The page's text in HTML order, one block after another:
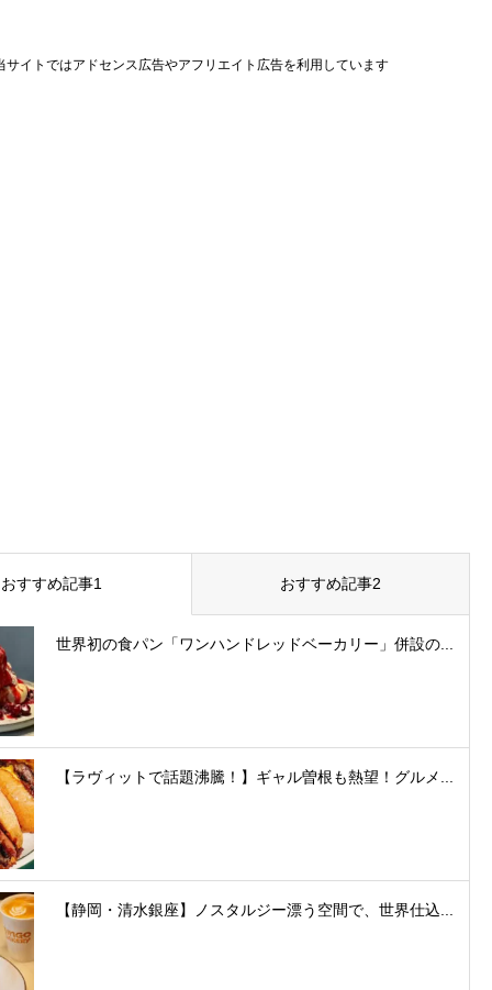
サイトではアドセンス広告やアフリエイト広告を利用しています
おすすめ記事1 おすすめ記事2
世界初の食パン「ワンハンドレッドベーカリー」併設の...
【ラヴィットで話題沸騰！】ギャル曽根も熱望！グルメ...
【静岡・清水銀座】ノスタルジー漂う空間で、世界仕込...